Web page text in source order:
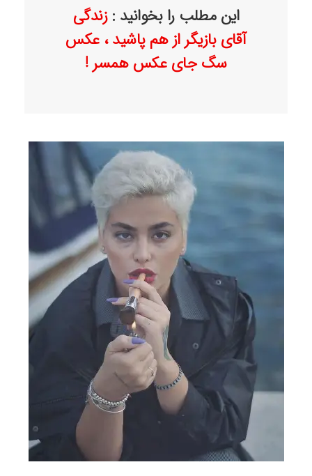
این مطلب را بخوانید :زندگی
آقای بازیگر از هم پاشید ، عکس
سگ جای عکس همسر !